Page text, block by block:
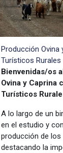
Producción Ovina
Turísticos Rurales
Bienvenidas/os
Ovina y Caprina
Turísticos
A lo largo de un
en el estudio y
producción de
destacando la